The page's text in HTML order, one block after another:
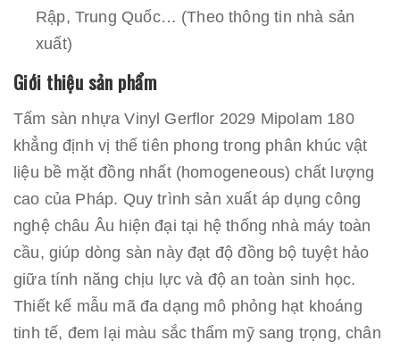
Rập, Trung Quốc… (Theo thông tin nhà sản
xuất)
Giới thiệu sản phẩm
Tấm sàn nhựa Vinyl Gerflor 2029 Mipolam 180
khẳng định vị thế tiên phong trong phân khúc vật
liệu bề mặt đồng nhất (homogeneous) chất lượng
cao của Pháp. Quy trình sản xuất áp dụng công
nghệ châu Âu hiện đại tại hệ thống nhà máy toàn
cầu, giúp dòng sàn này đạt độ đồng bộ tuyệt hảo
giữa tính năng chịu lực và độ an toàn sinh học.
Thiết kế mẫu mã đa dạng mô phỏng hạt khoáng
tinh tế, đem lại màu sắc thẩm mỹ sang trọng, chân